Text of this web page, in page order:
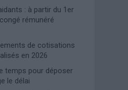
: à partir du 1er
rémunéré
de cotisations
en 2026
temps pour déposer
le délai